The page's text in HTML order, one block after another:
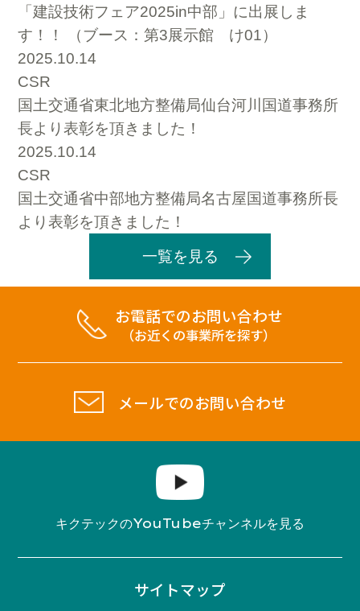
「建設技術フェア2025in中部」に出展しま
す！！ （ブース：第3展示館 け01）
2025.10.14
CSR
国土交通省東北地方整備局仙台河川国道事務所
長より表彰を頂きました！
2025.10.14
CSR
国土交通省中部地方整備局名古屋国道事務所長
より表彰を頂きました！
一覧を見る
お電話でのお問い合わせ
（お近くの事業所を探す）
メールでのお問い合わせ
キクテックのYouTubeチャンネルを見る
サイトマップ